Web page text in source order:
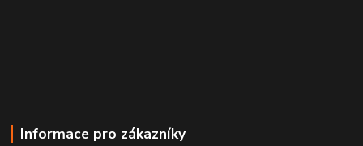
Informace pro zákazníky